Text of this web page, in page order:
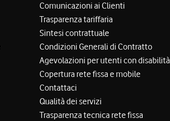
Comunicazioni ai Clienti
Trasparenza tariffaria
Sintesi contrattuale
Condizioni Generali di Contratto
Agevolazioni per utenti con disabilità
Copertura rete fissa e mobile
Contattaci
Qualità dei servizi
Trasparenza tecnica rete fissa